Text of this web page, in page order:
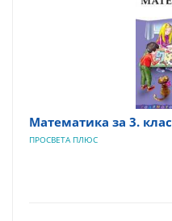
Математика за 3. клас
ПРОСВЕТА ПЛЮС